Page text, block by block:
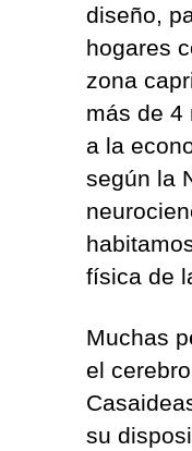
diseño,
hogares
zona
más de 4
a la
según la
física de
Muchas
el
su